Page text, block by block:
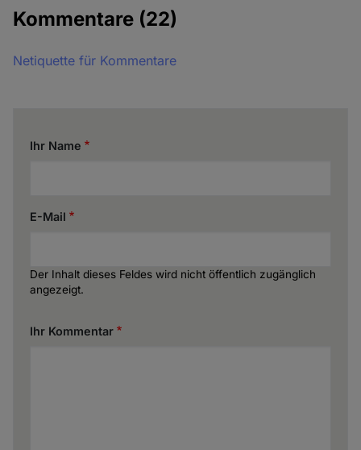
Kommentare (22)
Netiquette für Kommentare
Ihr Name
E-Mail
Der Inhalt dieses Feldes wird nicht öffentlich zugänglich
angezeigt.
Ihr Kommentar